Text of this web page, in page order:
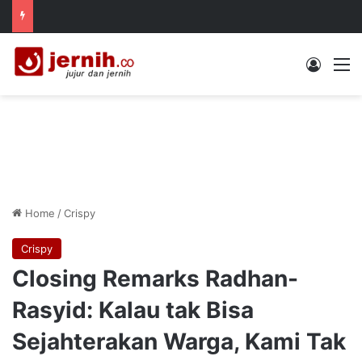
Log In
Home /Crispy
Crispy
Closing Remarks Radhan-
Rasyid: Kalau tak Bisa
Sejahterakan Warga, Kami Tak